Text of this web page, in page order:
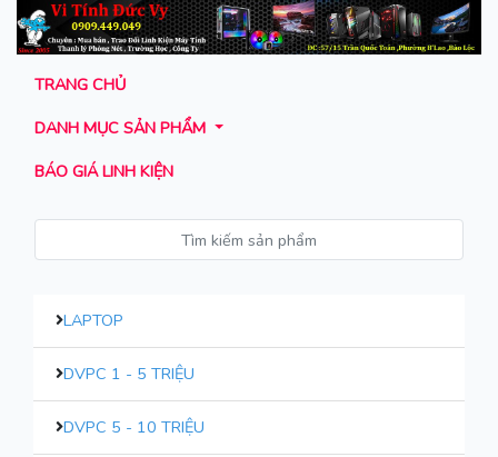
TRANG CHỦ
DANH MỤC SẢN PHẨM
BÁO GIÁ LINH KIỆN
LAPTOP
DVPC 1 - 5 TRIỆU
DVPC 5 - 10 TRIỆU